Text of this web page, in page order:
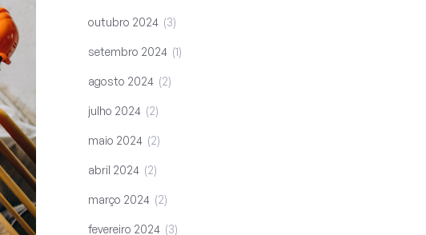
outubro 2024 3
setembro 2024 1
agosto 2024 2
julho 2024 2
maio 2024 2
abril 2024 2
março 2024 2
fevereiro 2024 3